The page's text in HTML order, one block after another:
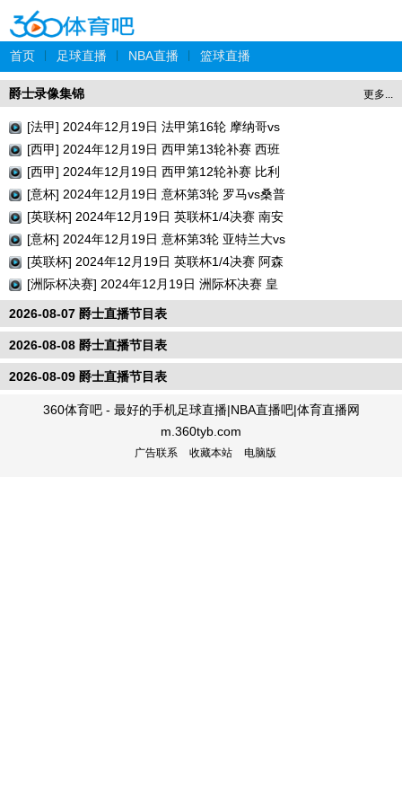
首页 足球直播 NBA直播 篮球直播
更多...
爵士录像集锦
[法甲] 2024年12月19日 法甲第16轮 摩纳哥vs
巴黎圣日耳曼 全场录像回放
[西甲] 2024年12月19日 西甲第13轮补赛 西班
牙人vs瓦伦西亚 全场录像回放
[西甲] 2024年12月19日 西甲第12轮补赛 比利
亚雷亚尔vs巴列卡诺 全场录像回放
[意杯] 2024年12月19日 意杯第3轮 罗马vs桑普
多利亚 全场录像回放
[英联杯] 2024年12月19日 英联杯1/4决赛 南安
普顿vs利物浦 全场录像回放
[意杯] 2024年12月19日 意杯第3轮 亚特兰大vs
切塞纳 全场录像回放
[英联杯] 2024年12月19日 英联杯1/4决赛 阿森
纳vs水晶宫 全场录像回放
[洲际杯决赛] 2024年12月19日 洲际杯决赛 皇
家马德里vs帕丘卡 全场录像回放
2026-08-07 爵士直播节目表
2026-08-08 爵士直播节目表
2026-08-09 爵士直播节目表
360体育吧 - 最好的手机足球直播|NBA直播吧|体育直播网
m.360tyb.com
广告联系 收藏本站 电脑版